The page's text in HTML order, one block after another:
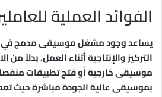
الفوائد العملية
يساعد وجود مشغل موسيقى مدمج في
التركيز والإنتاجية أثناء العمل. بدلاً من
موسيقى خارجية أو فتح تطبيقات
بموسيقى عالية الجودة مباشرة حيث